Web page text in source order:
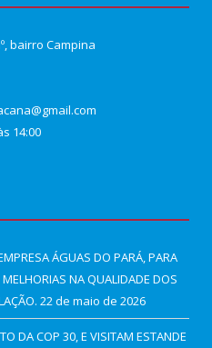
bairro Campina
14:00
ÁGUAS DO PARÁ, PARA
NA QUALIDADE DOS
22 de maio de 2026
DA COP 30, E VISITAM ESTANDE